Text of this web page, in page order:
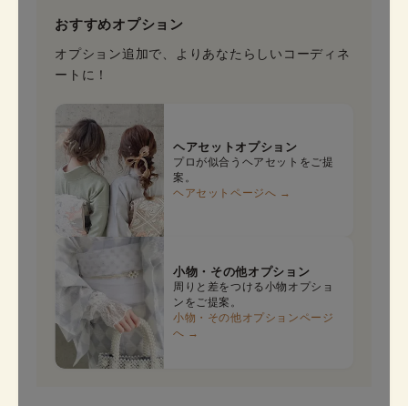
おすすめオプション
オプション追加で、よりあなたらしいコーディネ
ートに！
ヘアセットオプション
プロが似合うヘアセットをご提
案。
ヘアセットページへ →
小物・その他オプション
周りと差をつける小物オプショ
ンをご提案。
小物・その他オプションページ
へ →